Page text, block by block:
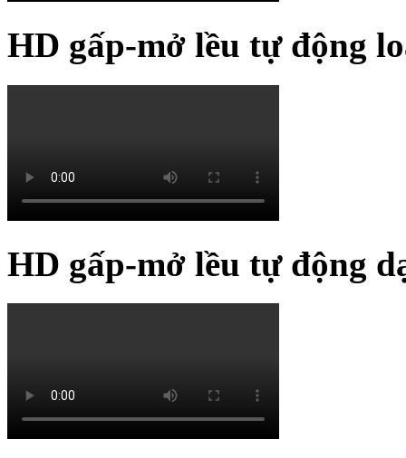
HD gấp-mở lều tự động
HD gấp-mở lều tự động